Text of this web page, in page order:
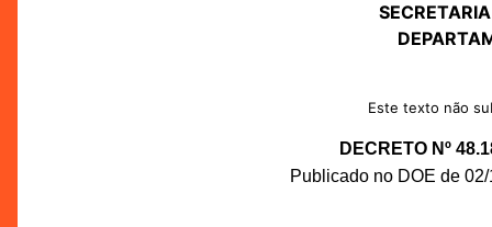
Este texto não
DECRETO Nº
Publicado no DOE de